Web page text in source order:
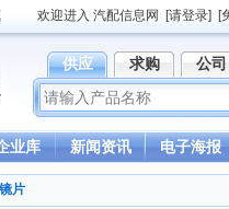
欢迎进入 汽配信息网 [请登录] [
供应 求购 公司
业库 新闻资讯 电子海报
镜片